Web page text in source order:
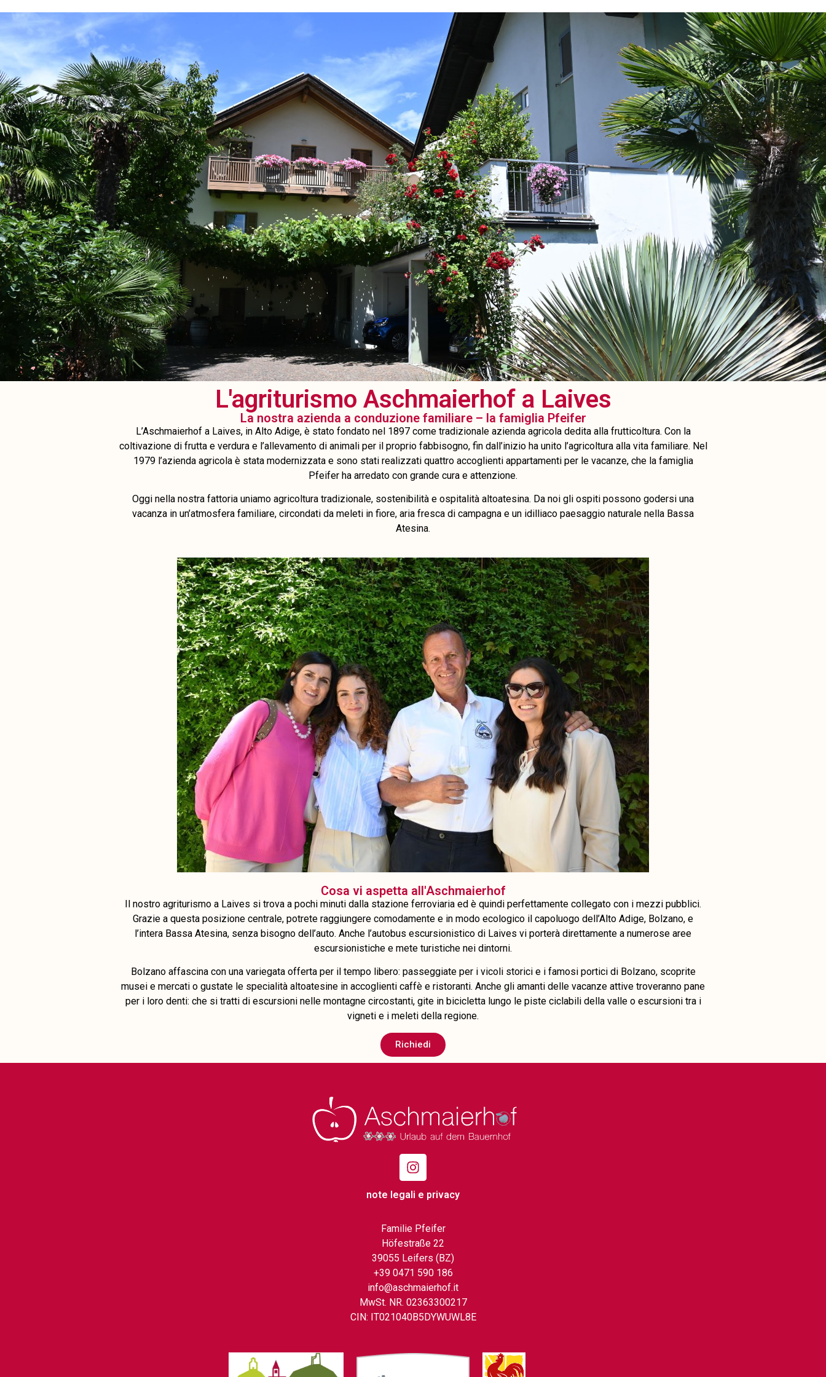
Appartamenti Carta ospiti Come arrivare Deutsch Italiano
L'agriturismo Aschmaierhof a Laives
La nostra azienda a conduzione familiare – la famiglia Pfeifer
L’Aschmaierhof a Laives, in Alto Adige, è stato fondato nel 1897 come tradizionale azienda agricola dedita alla frutticoltura. Con la
coltivazione di frutta e verdura e l’allevamento di animali per il proprio fabbisogno, fin dall’inizio ha unito l’agricoltura alla vita familiare. Nel
1979 l’azienda agricola è stata modernizzata e sono stati realizzati quattro accoglienti appartamenti per le vacanze, che la famiglia
Pfeifer ha arredato con grande cura e attenzione.
Oggi nella nostra fattoria uniamo agricoltura tradizionale, sostenibilità e ospitalità altoatesina. Da noi gli ospiti possono godersi una
vacanza in un’atmosfera familiare, circondati da meleti in fiore, aria fresca di campagna e un idilliaco paesaggio naturale nella Bassa
Atesina.
Cosa vi aspetta all'Aschmaierhof
Il nostro agriturismo a Laives si trova a pochi minuti dalla stazione ferroviaria ed è quindi perfettamente collegato con i mezzi pubblici.
Grazie a questa posizione centrale, potrete raggiungere comodamente e in modo ecologico il capoluogo dell’Alto Adige, Bolzano, e
l’intera Bassa Atesina, senza bisogno dell’auto. Anche l’autobus escursionistico di Laives vi porterà direttamente a numerose aree
escursionistiche e mete turistiche nei dintorni.
Bolzano affascina con una variegata offerta per il tempo libero: passeggiate per i vicoli storici e i famosi portici di Bolzano, scoprite
musei e mercati o gustate le specialità altoatesine in accoglienti caffè e ristoranti. Anche gli amanti delle vacanze attive troveranno pane
per i loro denti: che si tratti di escursioni nelle montagne circostanti, gite in bicicletta lungo le piste ciclabili della valle o escursioni tra i
vigneti e i meleti della regione.
Richiedi
note legali e privacy
Familie Pfeifer
Höfestraße 22
39055 Leifers (BZ)
+39 0471 590 186
info@aschmaierhof.it
MwSt. NR. 02363300217
CIN: IT021040B5DYWUWL8E